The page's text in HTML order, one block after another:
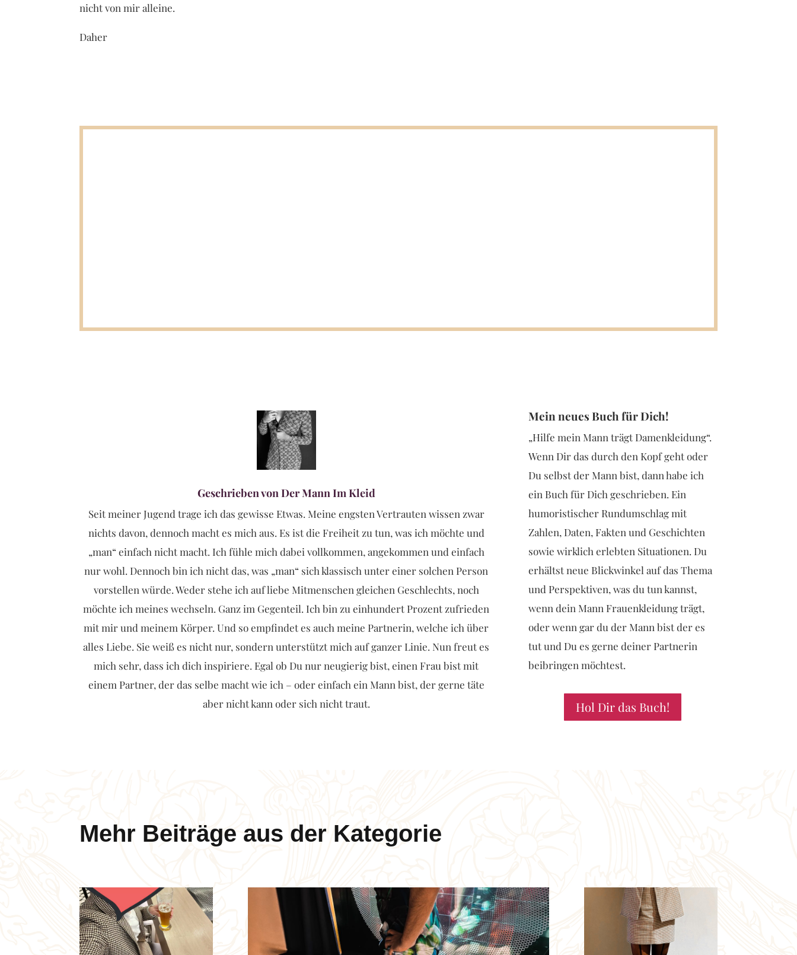
nicht von mir alleine.
Daher
Geschrieben von Der Mann Im Kleid
Seit meiner Jugend trage ich das gewisse Etwas. Meine engsten Vertrauten wissen zwar
nichts davon, dennoch macht es mich aus. Es ist die Freiheit zu tun, was ich möchte und
„man“ einfach nicht macht. Ich fühle mich dabei vollkommen, angekommen und einfach
nur wohl. Dennoch bin ich nicht das, was „man“ sich klassisch unter einer solchen Person
vorstellen würde. Weder stehe ich auf liebe Mitmenschen gleichen Geschlechts, noch
möchte ich meines wechseln. Ganz im Gegenteil. Ich bin zu einhundert Prozent zufrieden
mit mir und meinem Körper. Und so empfindet es auch meine Partnerin, welche ich über
alles Liebe. Sie weiß es nicht nur, sondern unterstützt mich auf ganzer Linie. Nun freut es
mich sehr, dass ich dich inspiriere. Egal ob Du nur neugierig bist, einen Frau bist mit
einem Partner, der das selbe macht wie ich – oder einfach ein Mann bist, der gerne täte
aber nicht kann oder sich nicht traut.
Mein neues Buch für Dich!
„Hilfe mein Mann trägt Damenkleidung“.
Wenn Dir das durch den Kopf geht oder
Du selbst der Mann bist, dann habe ich
ein Buch für Dich geschrieben. Ein
humoristischer Rundumschlag mit
Zahlen, Daten, Fakten und Geschichten
sowie wirklich erlebten Situationen. Du
erhältst neue Blickwinkel auf das Thema
und Perspektiven, was du tun kannst,
wenn dein Mann Frauenkleidung trägt,
oder wenn gar du der Mann bist der es
tut und Du es gerne deiner Partnerin
beibringen möchtest.
Hol Dir das Buch!
Mehr Beiträge aus der Kategorie